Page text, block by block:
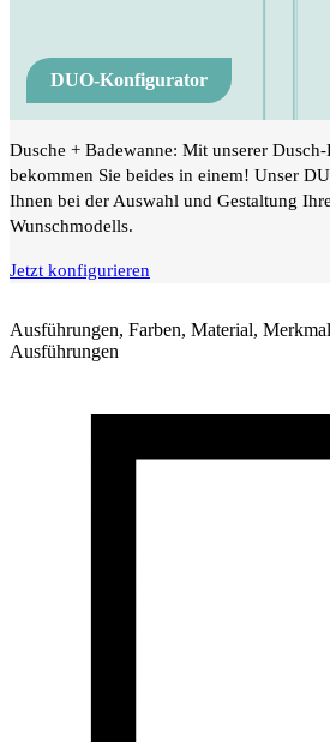
DUO-Konfigurator
Dusche + Badewanne: Mit unserer
bekommen Sie beides in einem! Unser
Ihnen bei der Auswahl und Gestaltung
Wunschmodells.
Jetzt konfigurieren
Ausführungen, Farben, Material,
Ausführungen